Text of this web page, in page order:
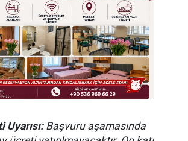
Uyarısı:Başvuru aşamasında